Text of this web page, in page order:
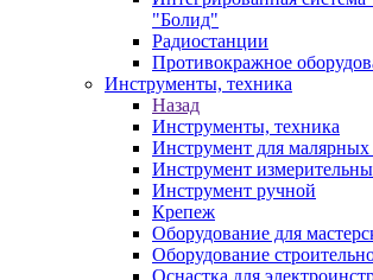
"Болид"
Радиостанции
Противокражное
Инструменты, техника
Назад
Инструменты, техника
Инструмент для малярных
Инструмент
Инструмент ручной
Крепеж
Оборудование для
Оборудование
Оснастка для